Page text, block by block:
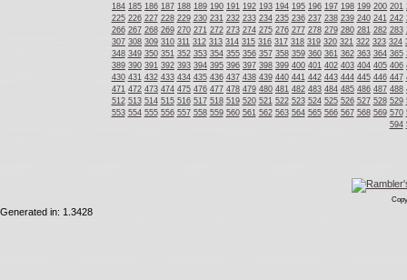
184 185 186 187 188 189 190 191 192 193 194 195 196 197 198 199 200 201
225 226 227 228 229 230 231 232 233 234 235 236 237 238 239 240 241 242
266 267 268 269 270 271 272 273 274 275 276 277 278 279 280 281 282 283
307 308 309 310 311 312 313 314 315 316 317 318 319 320 321 322 323 324
348 349 350 351 352 353 354 355 356 357 358 359 360 361 362 363 364 365
389 390 391 392 393 394 395 396 397 398 399 400 401 402 403 404 405 406
430 431 432 433 434 435 436 437 438 439 440 441 442 443 444 445 446 447
471 472 473 474 475 476 477 478 479 480 481 482 483 484 485 486 487 488
512 513 514 515 516 517 518 519 520 521 522 523 524 525 526 527 528 529
553 554 555 556 557 558 559 560 561 562 563 564 565 566 567 568 569 570
594
Generated in: 1.3428